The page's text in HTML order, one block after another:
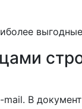
В